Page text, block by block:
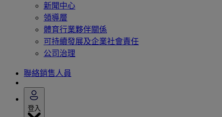
新聞中心
領導層
體育行業夥伴關係
可持續發展及企業社會責任
公司治理
聯絡銷售人員
登入